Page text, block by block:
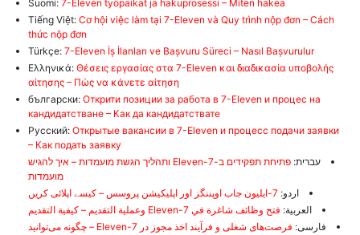
Suomi: 7-Eleven työpaikat ja hakuprosessi – Miten hakea
Tiếng Việt: Cơ hội việc làm tại 7-Eleven và Quy trình nộp đơn – Cách
thức nộp đơn
Türkçe: 7-Eleven İş İlanları ve Başvuru Süreci – Nasıl Başvurulur
Ελληνικά: Θέσεις εργασίας στα 7-Eleven και διαδικασία υποβολής
αίτησης – Πώς να κάνετε αίτηση
български: Открити позиции за работа в 7-Eleven и процес на
кандидатстване – Как да кандидатствате
Русский: Открытые вакансии в 7-Eleven и процесс подачи заявки
– Как подать заявку
עברית:
פתיחת תפקידים ב-7-Eleven ותהליך הגשת מועמדות – איך להגיש
מועמדות
اردو: 7-ایلیون جاب اوپننگز اور اپلیکیشن پروسس – کیسے اپلائی کریں
العربية: فتح وظائف شاغرة في 7-Eleven وعملية التقديم – كيفية التقديم
فارسی:
فرصت‌های شغلی و فرآیند اخذ مجوز در 7-Eleven – چگونه می‌توانید